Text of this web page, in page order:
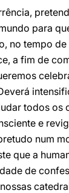
para
no tempo
a fim de
todos os
e
num
que a
de